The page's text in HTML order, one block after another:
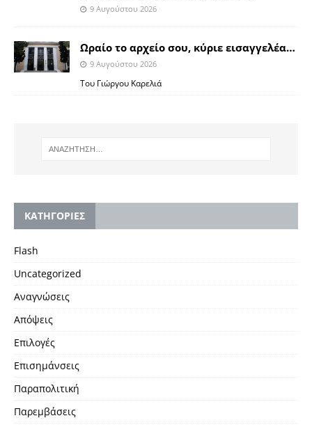
9 Αυγούστου 2026
Ωραίο το αρχείο σου, κύριε εισαγγελέα…
9 Αυγούστου 2026
Του Γιώργου Καρελιά
KΑΤΗΓΟΡΙΕΣ
Flash
Uncategorized
Αναγνώσεις
Απόψεις
Επιλογές
Επισημάνσεις
Παραπολιτική
Παρεμβάσεις